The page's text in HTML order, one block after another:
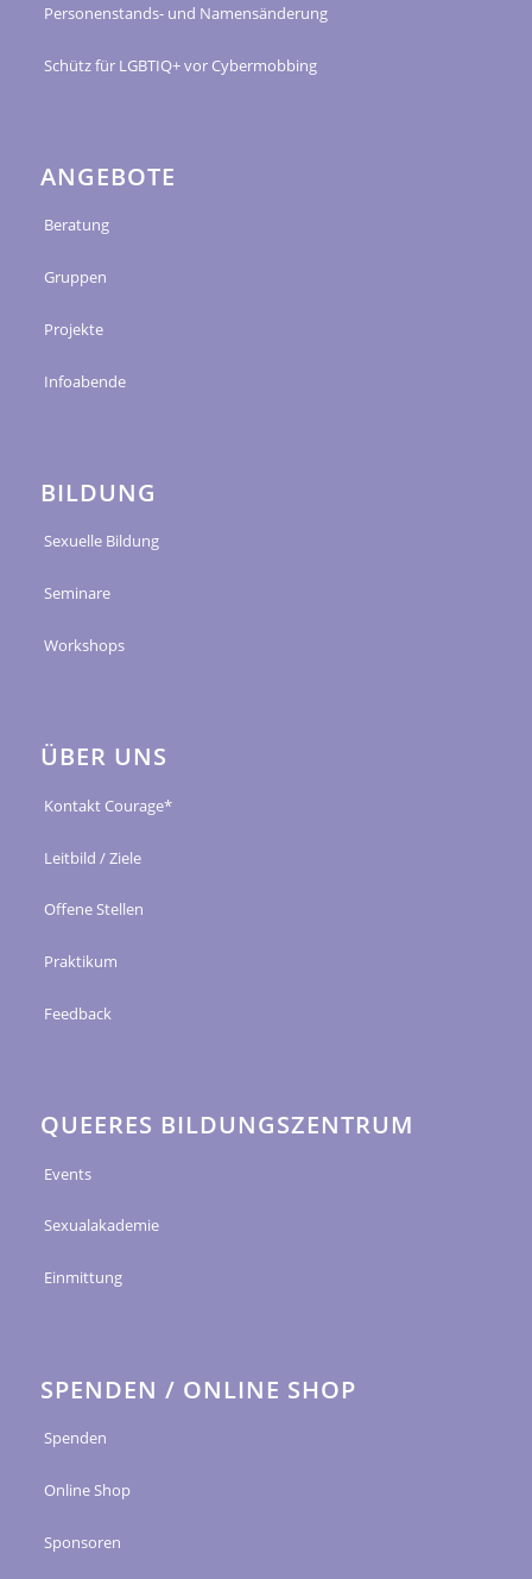
Personenstands- und Namensänderung
Schütz für LGBTIQ+ vor Cybermobbing
ANGEBOTE
Beratung
Gruppen
Projekte
Infoabende
BILDUNG
Sexuelle Bildung
Seminare
Workshops
ÜBER UNS
Kontakt Courage*
Leitbild / Ziele
Offene Stellen
Praktikum
Feedback
QUEERES BILDUNGSZENTRUM
Events
Sexualakademie
Einmittung
SPENDEN / ONLINE SHOP
Spenden
Online Shop
Sponsoren